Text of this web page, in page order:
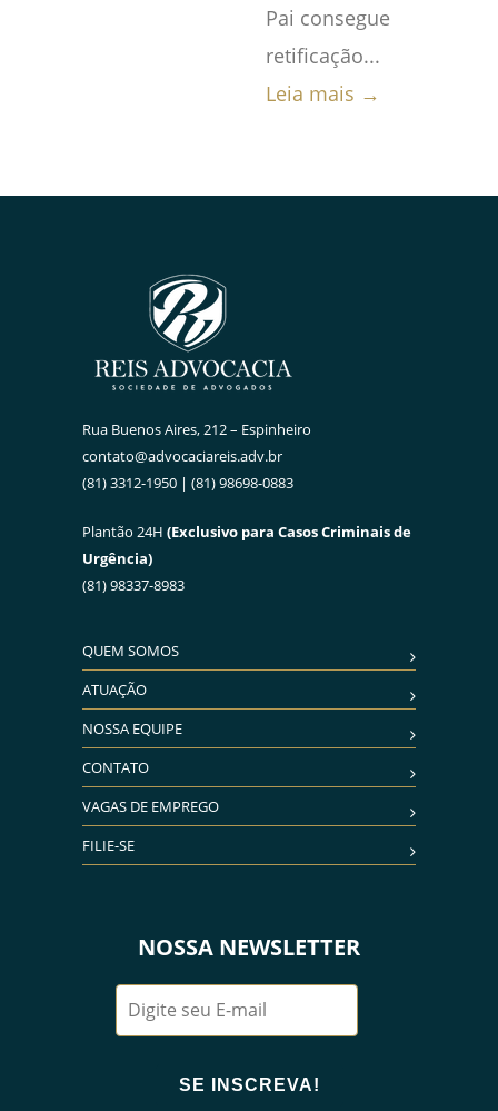
Pai consegue
retificação...
Leia mais →
Rua Buenos Aires, 212 – Espinheiro
contato@advocaciareis.adv.br
(81) 3312-1950 | (81) 98698-0883
Plantão 24H (Exclusivo para Casos Criminais de
Urgência)
(81) 98337-8983
QUEM SOMOS
ATUAÇÃO
NOSSA EQUIPE
CONTATO
VAGAS DE EMPREGO
FILIE-SE
NOSSA NEWSLETTER